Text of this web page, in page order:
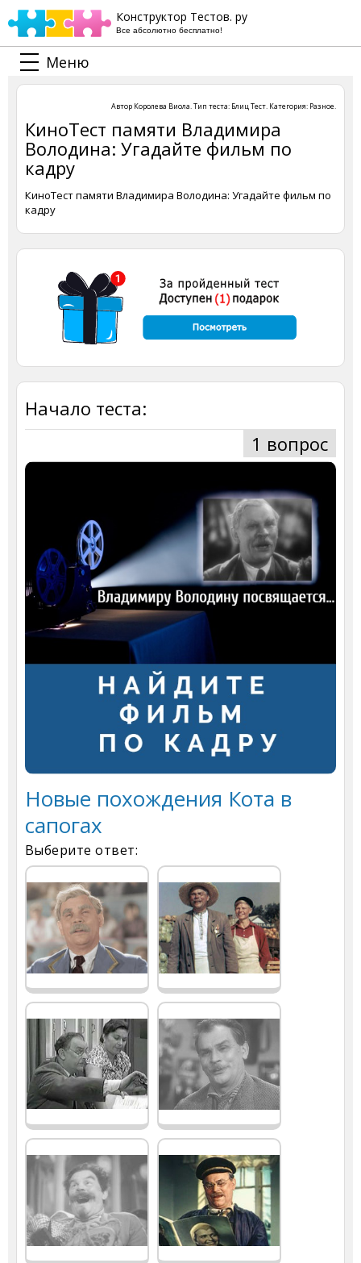
Конструктор Тестов. ру
Все абсолютно бесплатно!
Меню
Автор Королева Виола. Тип теста: Блиц Тест. Категория: Разное.
КиноТест памяти Владимира
Володина: Угадайте фильм по
кадру
КиноТест памяти Владимира Володина: Угадайте фильм по
кадру
Начало теста:
1 вопрос
Новые похождения Кота в
сапогах
Выберите ответ: